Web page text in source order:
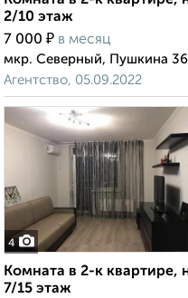
2/10 этаж
7 000 ₽ в месяц
мкр. Северный, Пушкина 36
Агентство, 05.09.2022
4
Комната в 2-к квартире,
7/15 этаж